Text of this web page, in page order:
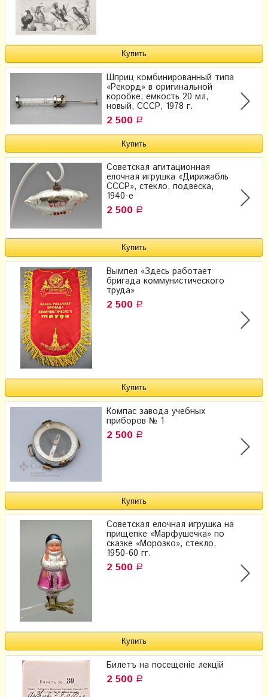
Шприц комбинированный типа
«Рекорд» в оригинальной
коробке, емкость 20 мл,
новый, СССР, 1978 г.
2 500 Р
Советская агитационная
елочная игрушка «Дирижабль
СССР», стекло, подвеска,
1940-е
2 500 Р
Вымпел «Здесь работает
бригада коммунистического
труда»
2 500 Р
Компас завода учебных
приборов № 1
2 500 Р
Советская елочная игрушка на
прищепке «Марфушечка» по
сказке «Морозко», стекло,
1950-60 гг.
2 500 Р
Билетъ на посещенiе лекцiй
2 500 Р